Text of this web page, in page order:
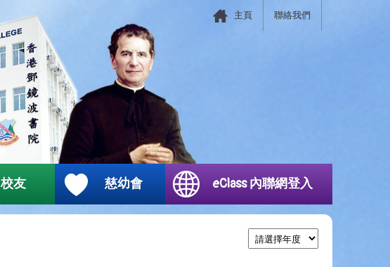
聯絡我們
主頁
校友 慈幼會 eClass 內聯網登入